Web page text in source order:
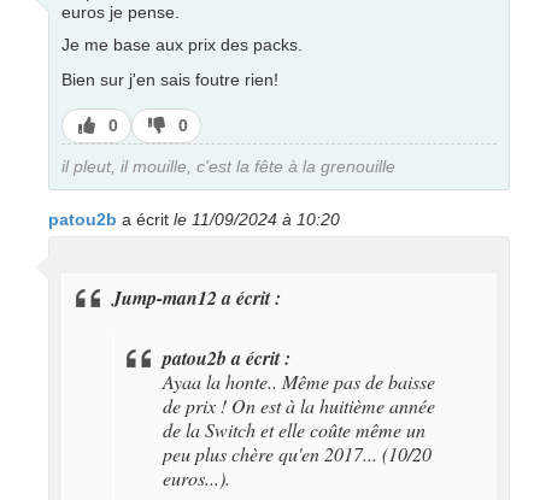
euros je pense.
Je me base aux prix des packs.
Bien sur j'en sais foutre rien!
J’aime
0
J’aime
pas
0
il pleut, il mouille, c'est la fête à la grenouille
patou2b a écrit le 11/09/2024 à 10:20
Jump-man12 a écrit :
patou2b a écrit :
Ayaa la honte.. Même pas de baisse
de prix ! On est à la huitième année
de la Switch et elle coûte même un
peu plus chère qu'en 2017... (10/20
euros...).